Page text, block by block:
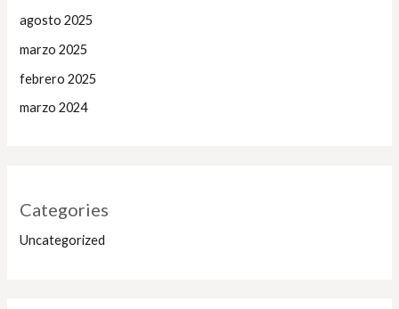
agosto 2025
marzo 2025
febrero 2025
marzo 2024
Categories
Uncategorized